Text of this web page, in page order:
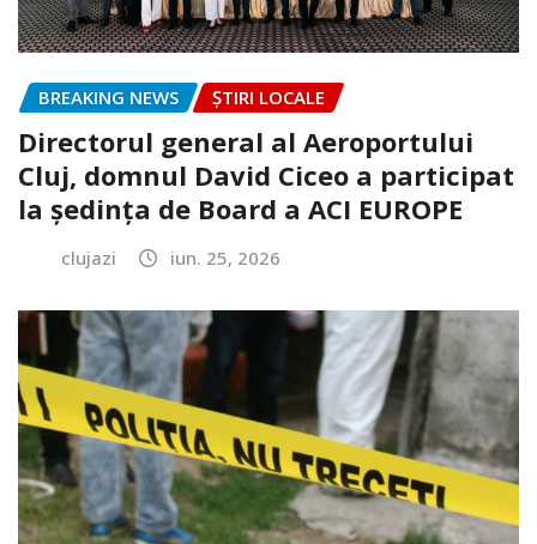
BREAKING NEWS ȘTIRI LOCALE
Directorul general al Aeroportului
Cluj, domnul David Ciceo a participat
la ședința de Board a ACI EUROPE
clujazi iun. 25, 2026